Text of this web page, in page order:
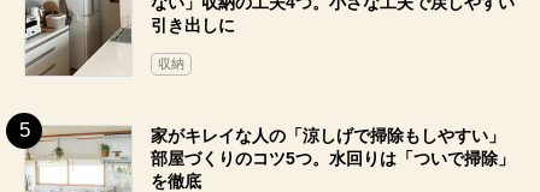
引き出しに
収納
家がキレイな人の「涼しげで掃除もしやすい」
部屋づくりのコツ5つ。水回りは「ついで掃除」
を徹底